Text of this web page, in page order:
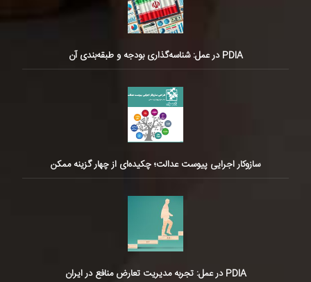
PDIA در عمل: شناسه‌گذاری بودجه و طبقه‌بندی آن
سازوکار اجرایی پیوست عدالت؛ چکیده‌ای از چهار گزینه ممکن
PDIA در عمل: تجربه مدیریت تعارض منافع در ایران